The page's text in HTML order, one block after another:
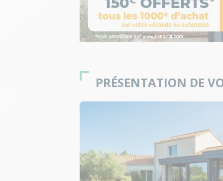
PRÉSENTATION DE